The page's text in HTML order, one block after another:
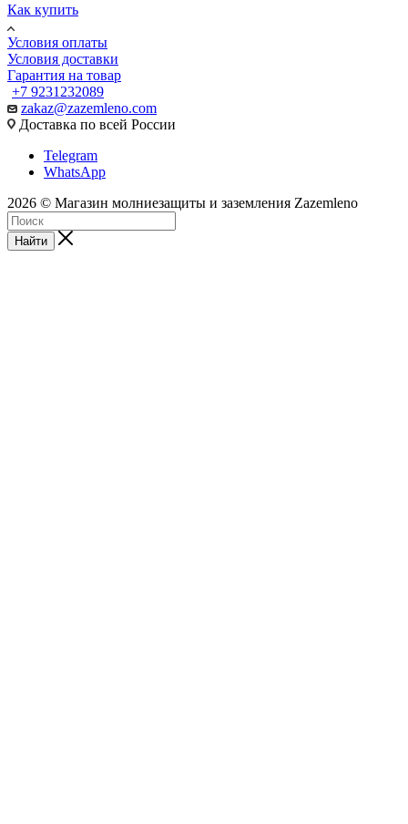
Как купить
Условия оплаты
Условия доставки
Гарантия на товар
+7 9231232089
zakaz@zazemleno.com
Доставка по всей России
Telegram
WhatsApp
2026 © Магазин молниезащиты и заземления Zazemleno
Найти